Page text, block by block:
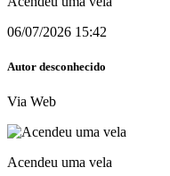
06/07/2026 15:42
Autor desconhecido
Via Web
Acendeu uma vela